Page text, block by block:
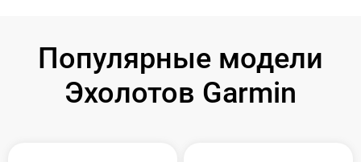
Популярные модели
Эхолотов Garmin